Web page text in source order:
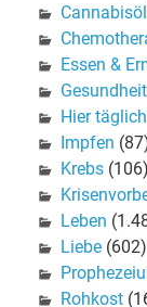
Essen &
Gesundheit
Hier
Impfen
Krebs(106)
Leben
Liebe(602)
Rohkost